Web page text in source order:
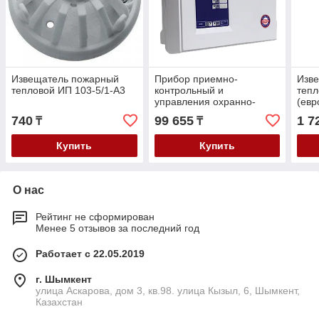
Извещатель пожарный
тепловой ИП 103-5/1-А3
740 ₸
Купить
Прибор приемно-
контрольный и
управления охранно-
пожарный охраны
Гранит-3А GSM
99 655₸
Купить
1
О нас
Рейтинг не сформирован
Менее 5 отзывов за последний год
Работает с 22.05.2019
г. Шымкент
улица Аскарова, дом 3, кв.98. улица Кызыл, 6, Шымкент,
Казахстан